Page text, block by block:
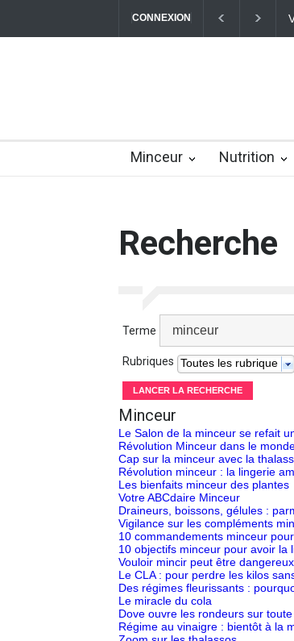
CONNEXION
Minceur Nutrition
Recherche
Terme
Rubriques Toutes les rubriques
Minceur
Le Salon de la minceur se refait
Révolution Minceur dans le
Cap sur la minceur avec la
Révolution minceur : la lingerie
Les bienfaits minceur des plantes
Votre ABCdaire Minceur
Draineurs, boissons, gélules :
Vigilance sur les compléments
10 commandements minceur
10 objectifs minceur pour avoir la
Vouloir mincir peut être dangereux
Le CLA : pour perdre les kilos
Des régimes fleurissants :
Le miracle du cola
Dove ouvre les rondeurs sur toute
Régime au vinaigre : bientôt à la